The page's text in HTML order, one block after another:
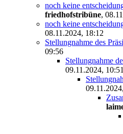
noch keine
friedhofstribüne,
noch keine
08.11.2024, 18:12
Stellungnahme des
09:56
Stellungnahme
09.11.2024, 10:51